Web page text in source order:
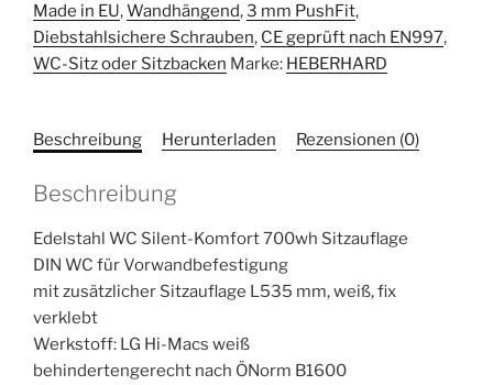
Made in EU,Wandhängend,3 mm PushFit,
Diebstahlsichere Schrauben, CE geprüft nach EN997,
WC-Sitz oder Sitzbacken Marke: HEBERHARD
Beschreibung Herunterladen Rezensionen (0)
Beschreibung
Edelstahl WC Silent-Komfort 700wh Sitzauflage
DIN WC für Vorwandbefestigung
mit zusätzlicher Sitzauflage L535 mm, weiß, fix
verklebt
Werkstoff: LG Hi-Macs weiß
behindertengerecht nach ÖNorm B1600